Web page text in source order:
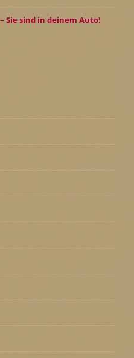
Sie sind in deinem Auto!